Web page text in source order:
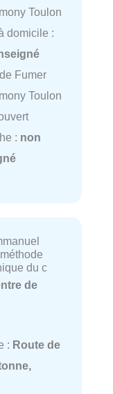
Toulon
domicile :
Fumer
Toulon
: non
du c
de
: Route de